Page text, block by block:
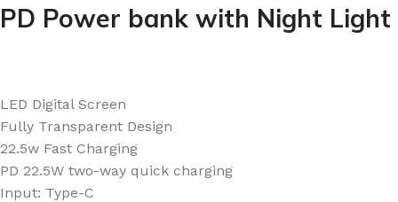
PD Power bank with Night Light
LED Digital Screen
Fully Transparent Design
22.5w Fast Charging
PD 22.5W two-way quick charging
Input: Type-C